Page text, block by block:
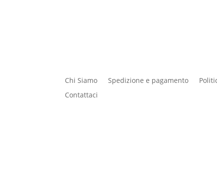
Chi Siamo Spedizione e pagamento
Contattaci